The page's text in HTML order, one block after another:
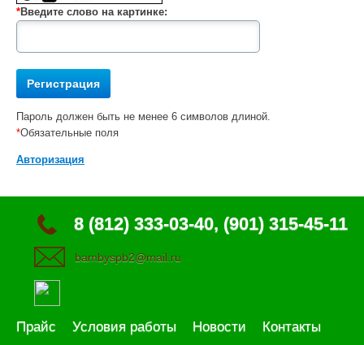
*Введите слово на картинке:
Пароль должен быть не менее 6 символов длиной.
*Обязательные поля
Авторизация
8 (812) 333-03-40, (901) 315-45-11
bambyspb2@mail.ru
Прайс Условия работы Новости Контакты